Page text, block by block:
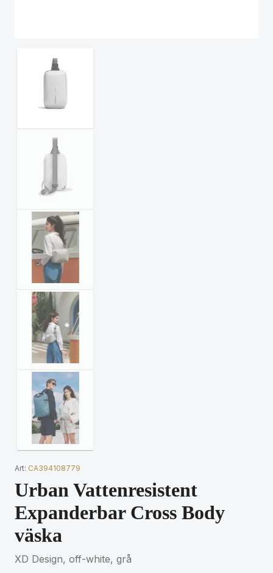
Art: CA394108779
Urban Vattenresistent
Expanderbar Cross Body
väska
XD Design, off-white, grå